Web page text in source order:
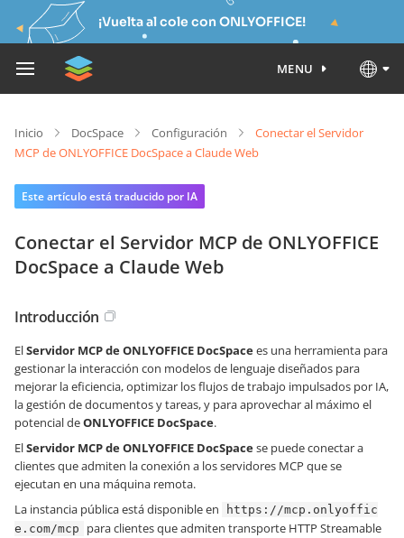
¡Vuelta al cole con ONLYOFFICE!
MENU
Inicio DocSpace Configuración
Conectar el Servidor
MCP de ONLYOFFICE DocSpace a Claude Web
Este artículo está traducido por IA
Conectar el Servidor MCP de ONLYOFFICE
DocSpace a Claude Web
Introducción
ElServidor MCP de ONLYOFFICE DocSpacees una herramienta para
gestionar la interacción con modelos de lenguaje diseñados para
mejorar la eficiencia, optimizar los flujos de trabajo impulsados por IA,
la gestión de documentos y tareas, y para aprovechar al máximo el
potencial deONLYOFFICE DocSpace.
ElServidor MCP de ONLYOFFICE DocSpacese puede conectar a
clientes que admiten la conexión a los servidores MCP que se
ejecutan en una máquina remota.
La instancia pública está disponible en
https://mcp.onlyoffic
e.com/mcp
para clientes que admiten transporte HTTP Streamable